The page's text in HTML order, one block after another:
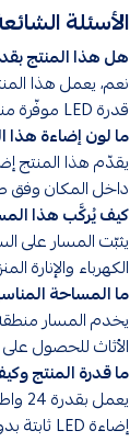
الأسئلة
هل هذا المنتج بقدرة 24
قدرة LED موفّرة مناسبة لتغطية المكان.
ما لون إضاءة هذا
يقدّم هذا المنتج
داخل المكان وفق
كيف يُركَّب هذا
يثبّت المسار على
الكهرباء والإنارة
ما المساحة
يخدم المسار
الأثاث للحصول
ما قدرة المنتج
إضاءة LED ثابتة بدون وميض أثناء التشغيل المستمر.